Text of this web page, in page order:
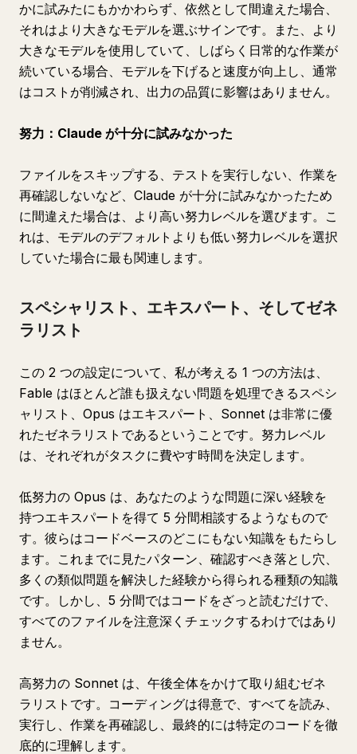
かに試みたにもかかわらず、依然として間違えた場合、
それはより大きなモデルを選ぶサインです。また、より
大きなモデルを使用していて、しばらく日常的な作業が
続いている場合、モデルを下げると速度が向上し、通常
はコストが削減され、出力の品質に影響はありません。
努力：Claude が十分に試みなかった
ファイルをスキップする、テストを実行しない、作業を
再確認しないなど、Claude が十分に試みなかったため
に間違えた場合は、より高い努力レベルを選びます。こ
れは、モデルのデフォルトよりも低い努力レベルを選択
していた場合に最も関連します。
スペシャリスト、エキスパート、そしてゼネ
ラリスト
この 2 つの設定について、私が考える 1 つの方法は、
Fable はほとんど誰も扱えない問題を処理できるスペシ
ャリスト、Opus はエキスパート、Sonnet は非常に優
れたゼネラリストであるということです。努力レベル
は、それぞれがタスクに費やす時間を決定します。
低努力の Opus は、あなたのような問題に深い経験を
持つエキスパートを得て 5 分間相談するようなもので
す。彼らはコードベースのどこにもない知識をもたらし
ます。これまでに見たパターン、確認すべき落とし穴、
多くの類似問題を解決した経験から得られる種類の知識
です。しかし、5 分間ではコードをざっと読むだけで、
すべてのファイルを注意深くチェックするわけではあり
ません。
高努力の Sonnet は、午後全体をかけて取り組むゼネ
ラリストです。コーディングは得意で、すべてを読み、
実行し、作業を再確認し、最終的には特定のコードを徹
底的に理解します。